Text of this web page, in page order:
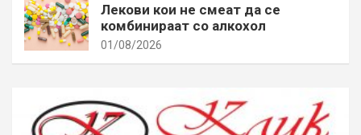
Лекови кои не смеат да се
комбинираат со алкохол
01/08/2026